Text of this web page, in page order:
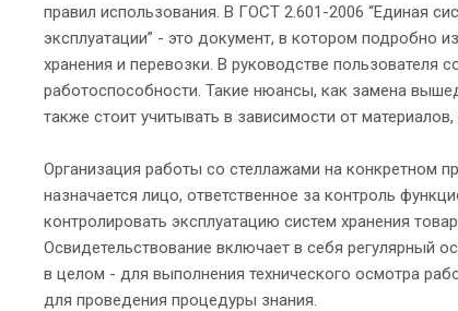
правил использования. В ГОСТ 2.601-2006 “Единая
эксплуатации” - это документ, в котором подробно
хранения и перевозки. В руководстве
работоспособности. Такие нюансы, как замена
также стоит учитывать в зависимости от
Организация работы со стеллажами на конкретном
назначается лицо, ответственное за контроль
контролировать эксплуатацию систем хранения
Освидетельствование включает в себя регулярный
в целом - для выполнения технического осмотра
для проведения процедуры знания.